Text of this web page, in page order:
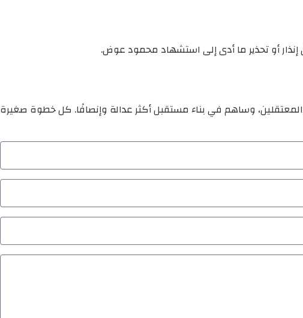
أو تحذير ما أدى إلى استشهاد محمود عوض.
وساهم في بناء مستقبل أكثر عدالة وإنصافًا. كل خطوة صغيرة